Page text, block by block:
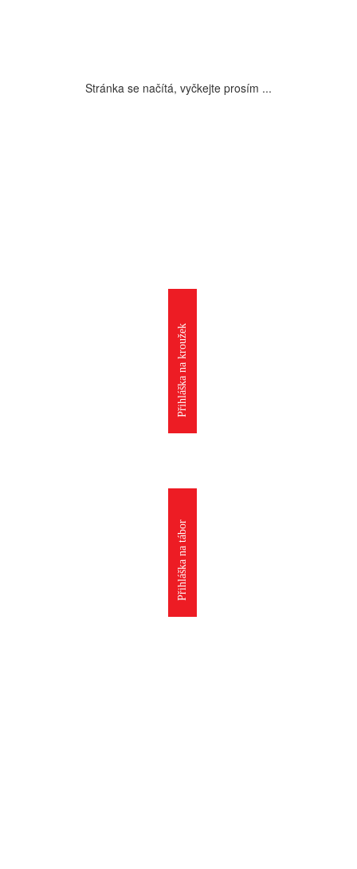
Stránka se načítá, vyčkejte prosím ...
Přihláška na kroužek
Přihláška na tábor